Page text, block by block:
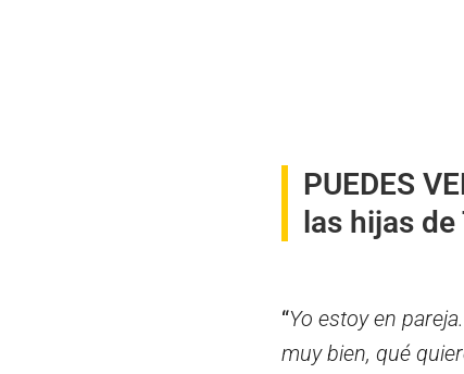
PUEDES
las hijas
“Yo estoy en
muy bien, qué